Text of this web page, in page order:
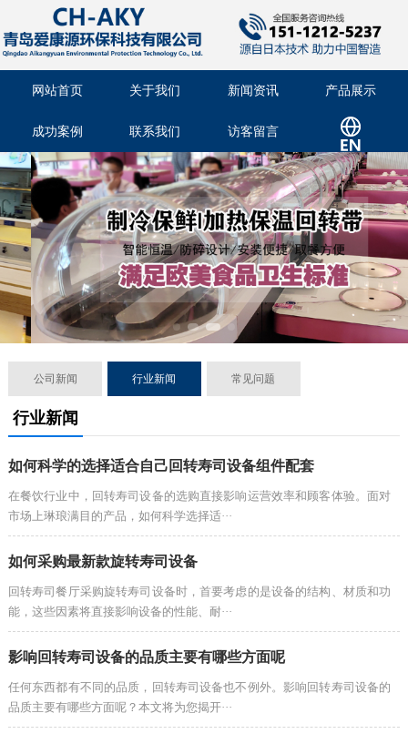
网站首页 关于我们 新闻资讯 产品展示
成功案例 联系我们 访客留言
公司新闻 行业新闻 常见问题
行业新闻
如何科学的选择适合自己回转寿司设备组件配套
在餐饮行业中，回转寿司设备的选购直接影响运营效率和顾客体验。面对
市场上琳琅满目的产品，如何科学选择适···
如何采购最新款旋转寿司设备
回转寿司餐厅采购旋转寿司设备时，首要考虑的是设备的结构、材质和功
能，这些因素将直接影响设备的性能、耐···
影响回转寿司设备的品质主要有哪些方面呢
任何东西都有不同的品质，回转寿司设备也不例外。影响回转寿司设备的
品质主要有哪些方面呢？本文将为您揭开···